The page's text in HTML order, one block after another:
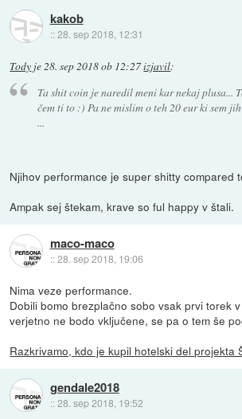
kakob
::28. sep 2018, 12:31
Tody je28. sep 2018 ob 12:27izjavil:
Ta shit coin je naredil meni kar nekaj plusa...
čem ti to :) Pa ne mislim o teh 20 eur ki sem
...
Njihov performance je super shitty compared
Ampak sej štekam, krave so ful happy v štali.
maco-maco
::28. sep 2018, 19:06
Nima veze performance.
Dobili bomo brezplačno sobo vsak prvi torek
verjetno ne bodo vključene, se pa o tem še
Razkrivamo, kdo je kupil hotelski del projekta
gendale2018
::28. sep 2018, 19:52